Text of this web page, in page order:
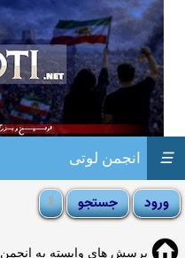
انجمن لوتی ☰
پرسش های وابسته به انجمن